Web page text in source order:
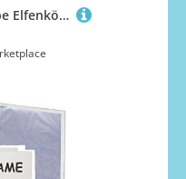
Nestler Zeugnismappe Elfenkönigin Schulanfang Zeugnisbuch Mappe für Zeugnisse